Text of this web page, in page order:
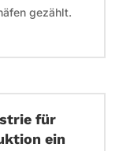
gezählt.
für
ein